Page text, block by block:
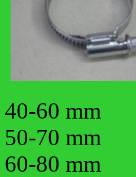
40-60 mm
50-70 mm
60-80 mm